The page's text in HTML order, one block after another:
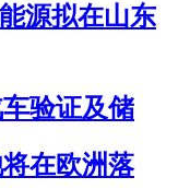
源拟在山东
验证及储
在欧洲落